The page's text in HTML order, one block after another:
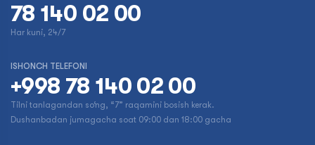
78 140 02 00
Har kuni, 24/7
ISHONCH TELEFONI
+998 78 140 02 00
Tilni tanlagandan so‘ng, “7” raqamini bosish kerak.
Dushanbadan jumagacha soat 09:00 dan 18:00 gacha